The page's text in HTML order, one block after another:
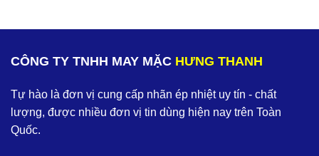
CÔNG TY TNHH MAY MẶC HƯNG THANH
Tự hào là đơn vị cung cấp nhãn ép nhiệt uy tín - chất
lượng, được nhiều đơn vị tin dùng hiện nay trên Toàn
Quốc.